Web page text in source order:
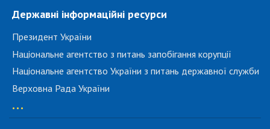
Державні інформаційні ресурси
Президент України
Національне агентство з питань запобігання корупції
Національне агентство України з питань державної служби
Верховна Рада України
...